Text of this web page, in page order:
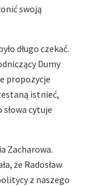
swoją
długo czekać.
Dumy
propozycje
istnieć,
cytuje
Zacharowa.
że Radosław
z naszego